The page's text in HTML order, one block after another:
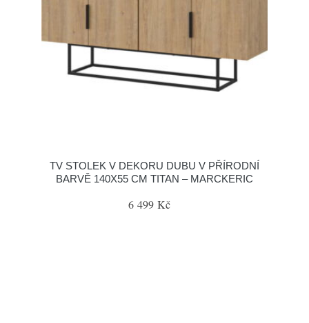
TV STOLEK V DEKORU DUBU V PŘÍRODNÍ
BARVĚ 140X55 CM TITAN – MARCKERIC
6 499 Kč